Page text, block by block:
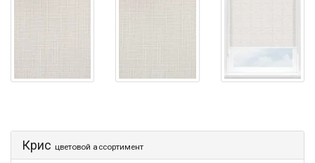
Крис цветовой ассортимент